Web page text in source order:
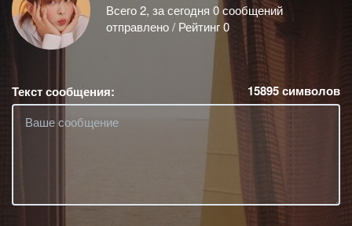
Всего 2, за сегодня 0 сообщений
отправлено / Рейтинг 0
Текст сообщения: 15895символов